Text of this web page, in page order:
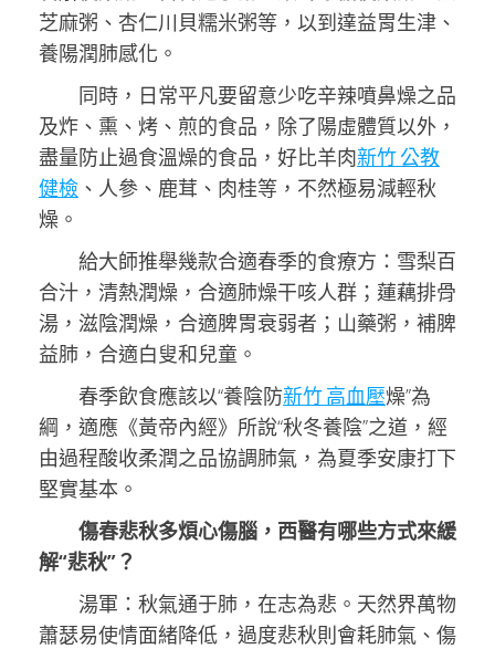
芝麻粥、杏仁川貝糯米粥等，以到達益胃生津、
養陽潤肺感化。
同時，日常平凡要留意少吃辛辣噴鼻燥之品
及炸、熏、烤、煎的食品，除了陽虛體質以外，
盡量防止過食溫燥的食品，好比羊肉新竹 公教
健檢 、人參、鹿茸、肉桂等，不然極易減輕秋
燥。
給大師推舉幾款合適春季的食療方：雪梨百
合汁，清熱潤燥，合適肺燥干咳人群；蓮藕排骨
湯，滋陰潤燥，合適脾胃衰弱者；山藥粥，補脾
益肺，合適白叟和兒童。
春季飲食應該以“養陰防新竹 高血壓燥”為
綱，適應《黃帝內經》所說“秋冬養陰”之道，經
由過程酸收柔潤之品協調肺氣，為夏季安康打下
堅實基本。
傷春悲秋多煩心傷腦，西醫有哪些方式來緩
解“悲秋”？
湯軍：秋氣通于肺，在志為悲。天然界萬物
蕭瑟易使情面緒降低，過度悲秋則會耗肺氣、傷